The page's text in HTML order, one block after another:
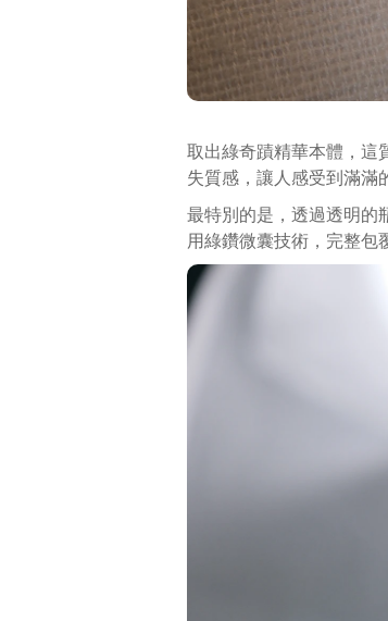
取出綠奇蹟精華本體，這
失質感，讓人感受到滿滿
最特別的是，透過透明的
用綠鑽微囊技術，完整包